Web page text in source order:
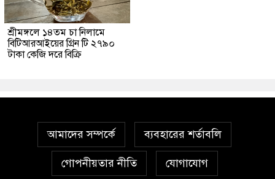
শ্রীমঙ্গলে ১৪তম চা নিলামে
বিটিআরআইয়ের গ্রিন টি ২৭৯০
টাকা কেজি দরে বিক্রি
আমাদের সম্পর্কে ব্যবহারের শর্তাবলি
গোপনীয়তার নীতি যোগাযোগ